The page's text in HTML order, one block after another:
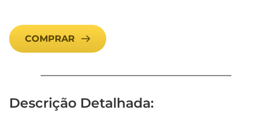
COMPRAR
Descrição Detalhada: